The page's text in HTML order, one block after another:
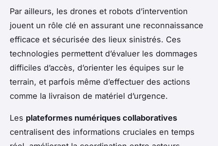
Par ailleurs, les drones et robots d’intervention
jouent un rôle clé en assurant une reconnaissance
efficace et sécurisée des lieux sinistrés. Ces
technologies permettent d’évaluer les dommages
difficiles d’accès, d’orienter les équipes sur le
terrain, et parfois même d’effectuer des actions
comme la livraison de matériel d’urgence.
Les plateformes numériques collaboratives
centralisent des informations cruciales en temps